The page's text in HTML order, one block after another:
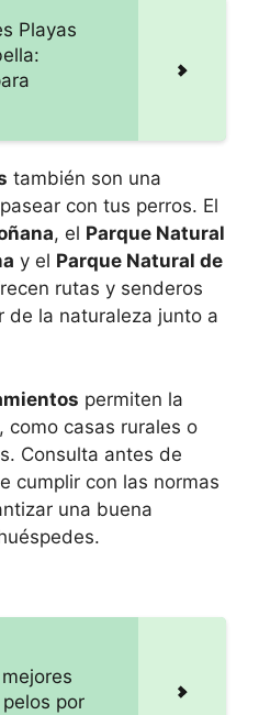
Playas
también son una
con tus perros. El
, el Parque Natural
y el Parque Natural de
rutas y senderos
la naturaleza junto a
permiten la
como casas rurales o
Consulta antes de
cumplir con las normas
una buena
por